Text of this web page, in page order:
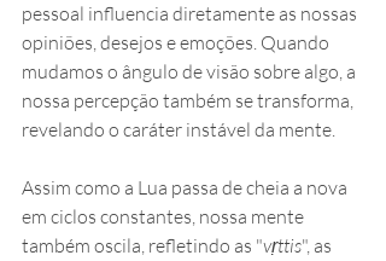
pessoal influencia diretamente as nossas
opiniões, desejos e emoções. Quando
mudamos o ângulo de visão sobre algo, a
nossa percepção também se transforma,
revelando o caráter instável da mente.
Assim como a Lua passa de cheia a nova
em ciclos constantes, nossa mente
também oscila, refletindo as "vṛttis", as